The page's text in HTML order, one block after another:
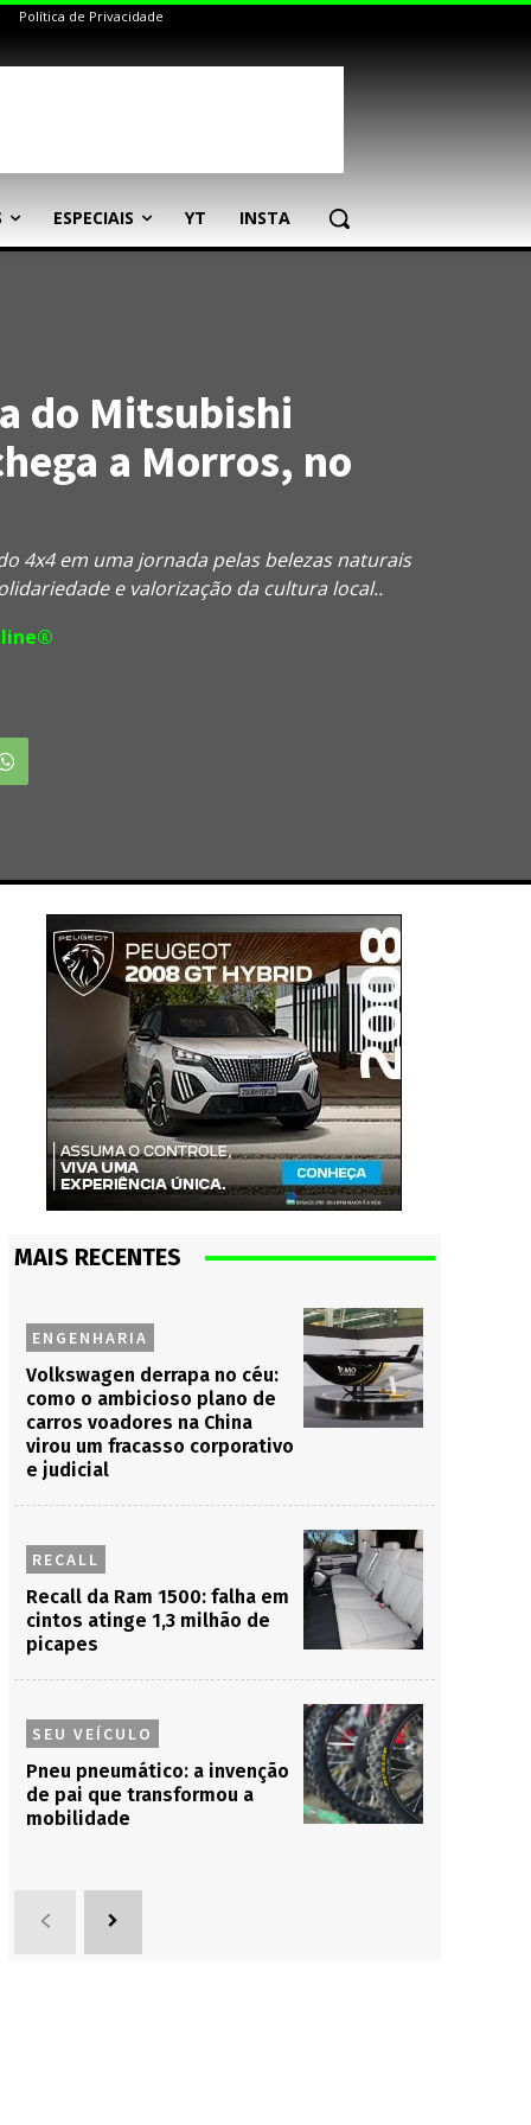
Política de Privacidade
ESPECIAIS YT INSTA
do Mitsubishi
a Morros, no
4x4 em uma jornada pelas belezas naturais
e valorização da cultura local..
MAIS RECENTES
ENGENHARIA
Volkswagen derrapa no céu:
como o ambicioso plano de
carros voadores na China
virou um fracasso corporativo
e judicial
RECALL
Recall da Ram 1500: falha em
cintos atinge 1,3 milhão de
picapes
SEU VEÍCULO
Pneu pneumático: a invenção
de pai que transformou a
mobilidade